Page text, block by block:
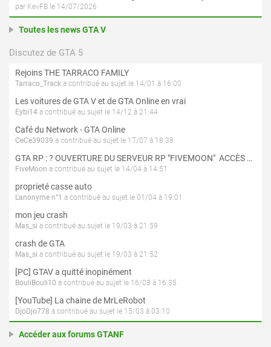
par KevFB le 14/07/2026
Toutes les news GTA V
Discutez de GTA 5
Rejoins THE TARRACO FAMILY
Tarraco_Track a contribué au sujet le 14/01 à 16:00
Les voitures de GTA V et de GTA Online en vrai
Eybi14 a contribué au sujet le 14/12 à 21:44
Café du Network - GTA Online
CeCe39039 a contribué au sujet le 17/07 à 18:38
GTA RP : ? OUVERTURE DU SERVEUR RP "FIVEMOON"  ACCÈS LIBRE ?
FiveMoon a contribué au sujet le 14/04 à 14:51
proprieté casse auto
L'anonyme n°1 a contribué au sujet le 01/04 à 19:01
mon jeu crash
Mas_si a contribué au sujet le 19/03 à 21:59
crash de GTA
Mas_si a contribué au sujet le 19/03 à 21:52
[PC] GTAV a quitté inopinément
BouliBouli10 a contribué au sujet le 16/03 à 16:35
[YouTube] La chaine de MrLeRobot
DjoDjo778 a contribué au sujet le 15/03 à 03:10
Accéder aux forums GTANF